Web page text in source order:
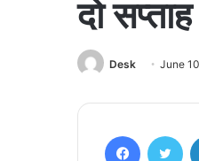
दो
Desk June